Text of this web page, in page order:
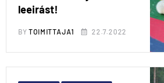
leeirást!
BYTOIMITTAJA1 22.7.2022